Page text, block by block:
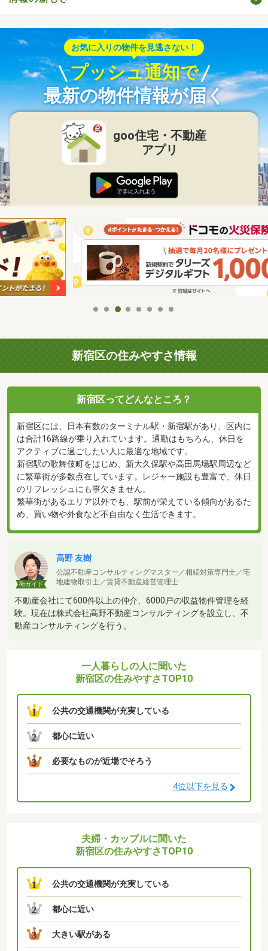
お気に入りの物件を見逃さない！
プッシュ通知で
最新の物件情報が届く
goo住宅・不動産
アプリ
新宿区の住みやすさ情報
新宿区ってどんなところ？
新宿区には、日本有数のターミナル駅・新宿駅があり、区内に
は合計16路線が乗り入れています。通勤はもちろん、休日を
アクティブに過ごしたい人に最適な地域です。
新宿駅の歌舞伎町をはじめ、新大久保駅や高田馬場駅周辺など
に繁華街が多数点在しています。レジャー施設も豊富で、休日
のリフレッシュにも事欠きません。
繁華街があるエリア以外でも、駅前が栄えている傾向があるた
め、買い物や外食など不自由なく生活できます。
街ガイド
高野 友樹
公認不動産コンサルティングマスター／相続対策専門士／宅
地建物取引士／賃貸不動産経営管理士
不動産会社にて600件以上の仲介、6000戸の収益物件管理を経
験。現在は株式会社高野不動産コンサルティングを設立し、不
動産コンサルティングを行う。
一人暮らしの人に聞いた
新宿区の住みやすさTOP10
1 公共の交通機関が充実している
2 都心に近い
3 必要なものが近場でそろう
4位以下を見る
夫婦・カップルに聞いた
新宿区の住みやすさTOP10
1 公共の交通機関が充実している
2 都心に近い
3 大きい駅がある